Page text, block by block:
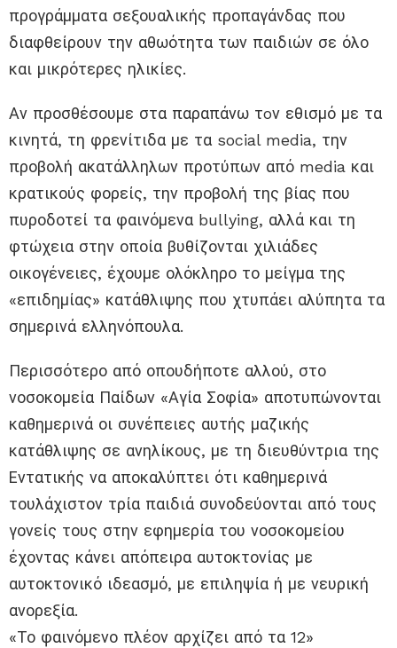
προγράμματα σεξουαλικής προπαγάνδας που
διαφθείρουν την αθωότητα των παιδιών σε όλο
και μικρότερες ηλικίες.
Αν προσθέσουμε στα παραπάνω τoν εθισμό με τα
κινητά, τη φρενίτιδα με τα social media, την
προβολή ακατάλληλων προτύπων από media και
κρατικούς φορείς, την προβολή της βίας που
πυροδοτεί τα φαινόμενα bullying, αλλά και τη
φτώχεια στην οποία βυθίζονται χιλιάδες
οικογένειες, έχουμε ολόκληρο το μείγμα της
«επιδημίας» κατάθλιψης που χτυπάει αλύπητα τα
σημερινά ελληνόπουλα.
Περισσότερο από οπουδήποτε αλλού, στο
νοσοκομεία Παίδων «Αγία Σοφία» αποτυπώνονται
καθημερινά οι συνέπειες αυτής μαζικής
κατάθλιψης σε ανηλίκους, με τη διευθύντρια της
Εντατικής να αποκαλύπτει ότι καθημερινά
τουλάχιστον τρία παιδιά συνοδεύονται από τους
γονείς τους στην εφημερία του νοσοκομείου
έχοντας κάνει απόπειρα αυτοκτονίας με
αυτοκτονικό ιδεασμό, με επιληψία ή με νευρική
ανορεξία.
«Το φαινόμενο πλέον αρχίζει από τα 12»